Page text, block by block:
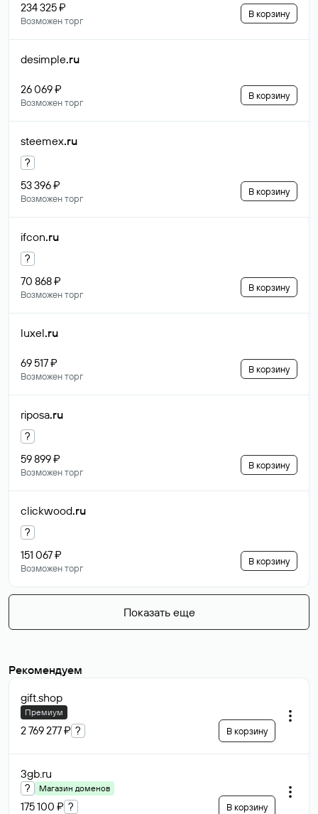
234 325 ₽
Возможен торг
В корзину
desimple.ru
26 069 ₽
Возможен торг
В корзину
steemex.ru
?
53 396 ₽
Возможен торг
В корзину
ifcon.ru
?
70 868 ₽
Возможен торг
В корзину
luxel.ru
69 517 ₽
Возможен торг
В корзину
riposa.ru
?
59 899 ₽
Возможен торг
В корзину
clickwood.ru
?
151 067 ₽
Возможен торг
В корзину
Показать еще
Рекомендуем
gift.shop
Премиум
2 769 277 ₽ ? В корзину
3gb.ru
? Магазин доменов
175 100 ₽ ? В корзину